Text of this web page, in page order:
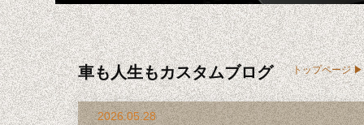
車も人生もカスタムブログ トップページ
2026.05.28